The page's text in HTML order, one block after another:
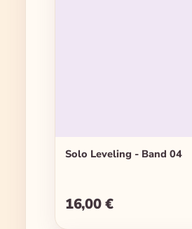
Solo Leveling - Band 04
Regulärer Preis:
16,00 €